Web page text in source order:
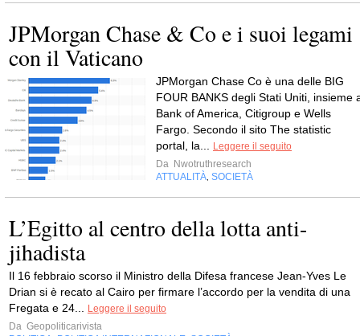
JPMorgan Chase & Co e i suoi legami
con il Vaticano
JPMorgan Chase Co è una delle BIG
FOUR BANKS degli Stati Uniti, insieme
Bank of America, Citigroup e Wells
Fargo. Secondo il sito The statistic
portal, la...
Leggere il seguito
Da Nwotruthresearch
ATTUALITÀ SOCIETÀ
L’Egitto al centro della lotta anti-
jihadista
Il 16 febbraio scorso il Ministro della Difesa francese Jean-Yves Le
Drian si è recato al Cairo per firmare l’accordo per la vendita di una
Fregata e 24...
Leggere il seguito
Da Geopoliticarivista